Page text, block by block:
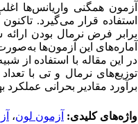
آزمون همگنی واریانس‌ها
استفاده قرار می‌گیرد.
برابر فرض نرمال بودن
آماره‌های این آزمون‌ها
در این مقاله با استفاده از
توزیع‌های نرمال و تی با
برآورد مقادیر بحرانی
واژه‌های کلیدی: آزمون لون،